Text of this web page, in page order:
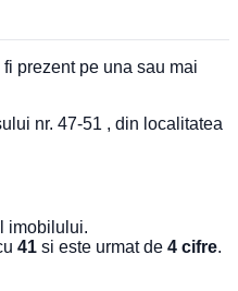
prezent pe una sau mai
nr. 47-51 , din localitatea
imobilului.
41 si este urmat de 4 cifre.